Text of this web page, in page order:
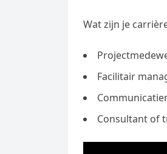
Wat zijn je
Facilitair
Consultant of